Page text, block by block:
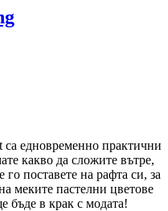
едновременно практични
какво да сложите вътре,
поставете на рафта си, за
меките пастелни цветове
бъде в крак с модата!